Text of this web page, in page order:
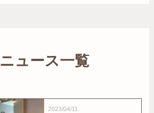
ニュース一覧
2023/04/11